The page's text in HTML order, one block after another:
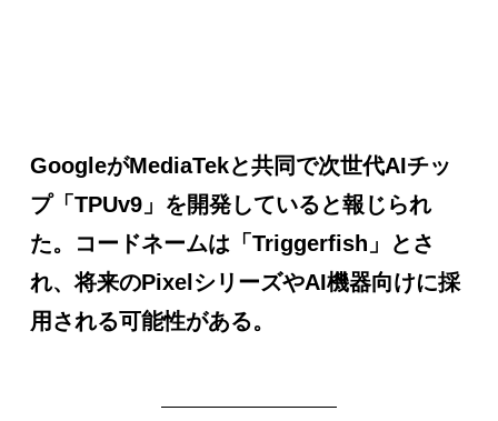
GoogleがMediaTekと共同で次世代AIチッ
プ「TPUv9」を開発していると報じられ
た。コードネームは「Triggerfish」とさ
れ、将来のPixelシリーズやAI機器向けに採
用される可能性がある。